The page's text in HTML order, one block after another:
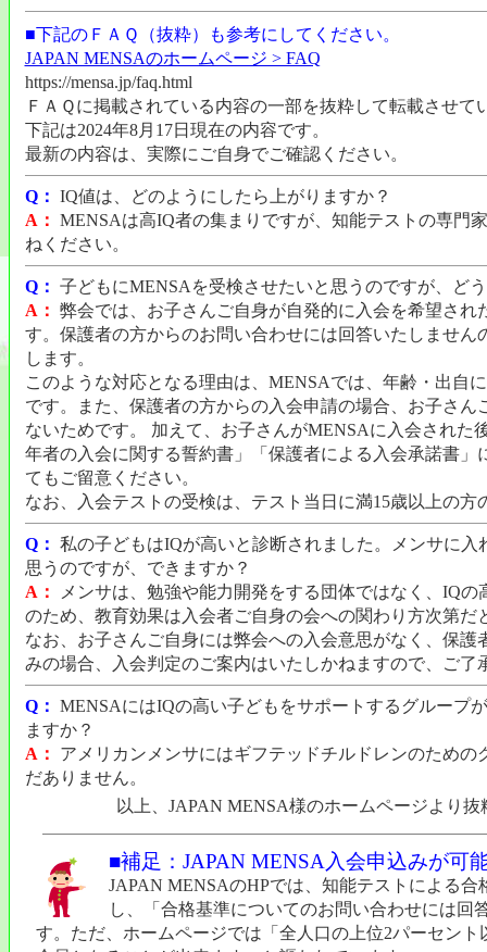
■下記のＦＡＱ（抜粋）も参考にしてください。
JAPAN MENSAのホームページ > FAQ
https://mensa.jp/faq.html
ＦＡＱに掲載されている内容の一部を抜粋して転載させて
下記は2024年8月17日現在の内容です。
最新の内容は、実際にご自身でご確認ください。
Q： IQ値は、どのようにしたら上がりますか？
A： MENSAは高IQ者の集まりですが、知能テストの専門
ねください。
Q： 子どもにMENSAを受検させたいと思うのですが、ど
A： 弊会では、お子さんご自身が自発的に入会を希望され
す。保護者の方からのお問い合わせには回答いたしません
します。
このような対応となる理由は、MENSAでは、年齢・出自
です。また、保護者の方からの入会申請の場合、お子さん
ないためです。 加えて、お子さんがMENSAに入会された
年者の入会に関する誓約書」「保護者による入会承諾書」
てもご留意ください。
なお、入会テストの受検は、テスト当日に満15歳以上の方
Q： 私の子どもはIQが高いと診断されました。メンサに
思うのですが、できますか？
A：
メンサは、勉強や能力開発をする団体ではなく、IQ
のため、教育効果は入会者ご自身の会への関わり方次第だ
なお、お子さんご自身には弊会への入会意思がなく、保護
みの場合、入会判定のご案内はいたしかねますので、ご了
Q： MENSAにはIQの高い子どもをサポートするグループ
ますか？
A： アメリカンメンサにはギフテッドチルドレンのための
だありません。
以上、JAPAN MENSA様のホームページより
■補足：JAPAN MENSA入会申込みが可
JAPAN MENSAのHPでは、知能テストによる
し、「合格基準についてのお問い合わせには回
す。ただ、ホームページでは「全人口の上位2パーセン